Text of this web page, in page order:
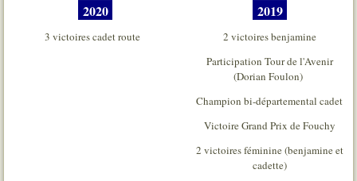
2020
3 victoires cadet route
2019
2 victoires benjamine
Participation Tour de l'Avenir
(Dorian Foulon)
Champion bi-départemental cadet
Victoire Grand Prix de Fouchy
2 victoires féminine (benjamine et
cadette)